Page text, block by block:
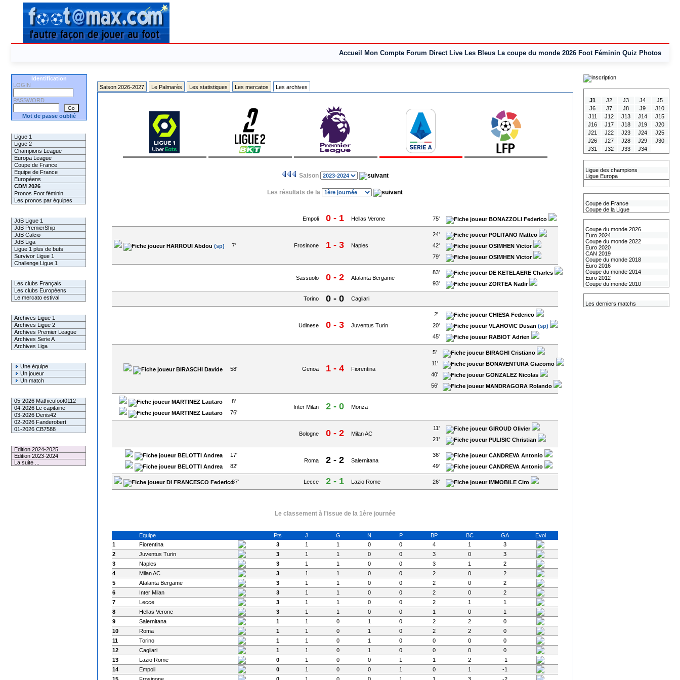
Accueil Mon Compte Forum Direct Live Les Bleus La coupe du monde 2026 Foot Féminin Quiz Photos
Identification
LOGIN
PASSWORD
Mot de passe oublié
Ligue 1
Ligue 2
Champions League
Europa League
Coupe de France
Equipe de France
Européens
CDM 2026
Pronos Foot féminin
Les pronos par équipes
JdB Ligue 1
JdB PremierShip
JdB Calcio
JdB Liga
Ligue 1 plus de buts
Survivor Ligue 1
Challenge Ligue 1
Les clubs Français
Les clubs Européens
Le mercato estival
Archives Ligue 1
Archives Ligue 2
Archives Premier League
Archives Serie A
Archives Liga
Une équipe
Un joueur
Un match
05-2026 Mathieufoot0112
04-2026 Le capitaine
03-2026 Denis42
02-2026 Fanderobert
01-2026 CB7588
Edition 2024-2025
Edition 2023-2024
La suite ...
Saison 2026-2027 Le Palmarès Les statistiques Les mercatos Les archives
Saison
Les résultats de la
Empoli 0 - 1 Hellas Verone 75' BONAZZOLI Federico
HARROUI Abdou (sp) 7' Frosinone 1 - 3 Naples
24'
POLITANO Matteo
42'
OSIMHEN Victor
79'
OSIMHEN Victor
Sassuolo 0 - 2 Atalanta Bergame
83'
DE KETELAERE Charles
93'
ZORTEA Nadir
Torino 0 - 0 Cagliari
Udinese 0 - 3 Juventus Turin
2'
CHIESA Federico
20'
VLAHOVIC Dusan (sp)
45'
RABIOT Adrien
BIRASCHI Davide 58' Genoa 1 - 4 Fiorentina
5'
BIRAGHI Cristiano
11'
BONAVENTURA Giacomo
40'
GONZALEZ Nicolas
56'
MANDRAGORA Rolando
MARTINEZ Lautaro
8'
MARTINEZ Lautaro
76'
Inter Milan 2 - 0 Monza
Bologne 0 - 2 Milan AC
11'
GIROUD Olivier
21'
PULISIC Christian
BELOTTI Andrea
17'
BELOTTI Andrea
82'
Roma 2 - 2 Salernitana
36'
CANDREVA Antonio
49'
CANDREVA Antonio
DI FRANCESCO Federico87' Lecce 2 - 1 Lazio Rome 26' IMMOBILE Ciro
Le classement à l'issue de la 1ère journée
Equipe Pts J G N P BP BC GA
Evol
1
Fiorentina 3 1 1 0 0 4 1
3
2
Juventus Turin 3 1 1 0 0 3 0
3
3
Naples 3 1 1 0 0 3 1
2
4
Milan AC 3 1 1 0 0 2 0
2
5
Atalanta Bergame 3 1 1 0 0 2 0
2
6
Inter Milan 3 1 1 0 0 2 0
2
7
Lecce 3 1 1 0 0 2 1
1
8
Hellas Verone 3 1 1 0 0 1 0
1
9
Salernitana 1 1 0 1 0 2 2
0
10
Roma 1 1 0 1 0 2 2
0
11
Torino 1 1 0 1 0 0 0
0
12
Cagliari 1 1 0 1 0 0 0
0
13
Lazio Rome 0 1 0 0 1 1 2
-1
14
Empoli 0 1 0 0 1 0 1
-1
J1
J2 J3 J4
J5
J6
J7 J8 J9
J10
J11
J12 J13 J14
J15
J16
J17 J18 J19
J20
J21
J22 J23 J24
J25
J26
J27 J28 J29
J30
J31
J32 J33 J34
Ligue des champions
Ligue Europa
Coupe de France
Coupe de la Ligue
Coupe du monde 2026
Euro 2024
Coupe du monde 2022
Euro 2020
CAN 2019
Coupe du monde 2018
Euro 2016
Coupe du monde 2014
Euro 2012
Coupe du monde 2010
Les derniers matchs